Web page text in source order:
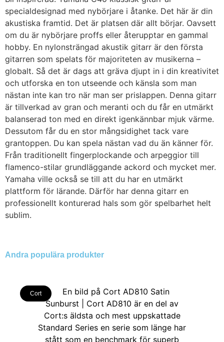
specialdesignad med nybörjare i åtanke. Det här är din
akustiska framtid. Det är platsen där allt börjar. Oavsett
om du är nybörjare proffs eller återupptar en gammal
hobby. En nylonsträngad akustik gitarr är den första
gitarren som spelats för majoriteten av musikerna –
globalt. Så det är dags att gräva djupt in i din kreativitet
och utforska en ton utseende och känsla som man
nästan inte kan tro när man ser prislappen. Denna gitarr
är tillverkad av gran och meranti och du får en utmärkt
balanserad ton med en direkt igenkännbar mjuk värme.
Dessutom får du en stor mångsidighet tack vare
grantoppen. Du kan spela nästan vad du än känner för.
Från traditionellt fingerplockande och arpeggior till
flamenco-stilar grundläggande ackord och mycket mer.
Yamaha ville också se till att du har en utmärkt
plattform för lärande. Därför har denna gitarr en
professionellt konturerad hals som gör spelbarhet helt
sublim.
Andra populära produkter
Cort